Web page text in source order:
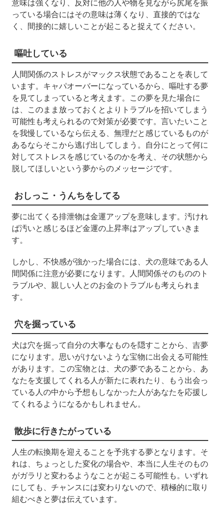
意味は強くなり、反対に他の人や物を見ながら尻尾を振
っている場合にはその意味は薄くなり、直接的ではな
く、間接的に嬉しいことが起こると捉えてください。
嘔吐している
人間関係のストレスがマックス状態であることを表して
います。キャパオーバーになっているから、嘔吐する夢
を見てしまっていると考えます。この夢を見た場合に
は、このまま放っておくとよりトラブルを招いてしまう
可能性も考えられるので対策が必要です。言いたいこと
を我慢しているなら伝える、無理だと感じているものが
あるならそこから逃げ出してしまう。自分にとって何に
対してストレスを感じているのかを考え、その状態から
脱してほしいという夢からのメッセージです。
おしっこ・うんちをしてる
夢に出てくる排泄物は金運アップを意味します。汚けれ
ば汚いと感じるほど金運の上昇率はアップしていきま
す。
しかし、不快感が強かった場合には、犬の意味である人
間関係に注意が必要になります。人間関係そのもののト
ラブルや、親しい人とのお金のトラブルも考えられま
す。
穴を掘っている
犬は穴を掘って自分の大事なものを隠すことから、吉夢
になります。思いがけないような宝物に出会える可能性
があります。この宝物とは、犬の夢であることから、あ
なたを支援してくれる人が新たに表れたり、もう出会っ
ている人の中から予想もしなかった人があなたを応援し
てくれるようになるかもしれません。
散歩に行きたがっている
人生の転換期を迎えることを予兆する夢となります。そ
れは、ちょっとした変化の場合や、本当に人生そのもの
がガラリと変わるようなことが起こる可能性も。いずれ
にしても、チャンスには変わりないので、積極的に取り
組むべきと夢は伝えています。